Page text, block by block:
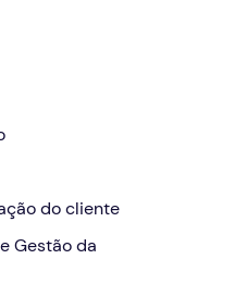
do cliente
Gestão da